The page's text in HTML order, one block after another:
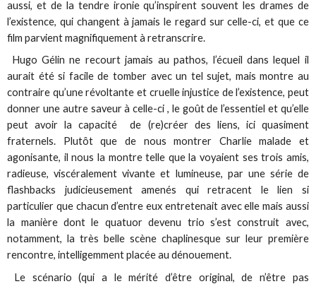
aussi, et de la tendre ironie qu’inspirent souvent les drames de
l’existence, qui changent à jamais le regard sur celle-ci, et que ce
film parvient magnifiquement à retranscrire.
Hugo Gélin ne recourt jamais au pathos, l’écueil dans lequel il
aurait été si facile de tomber avec un tel sujet, mais montre au
contraire qu’une révoltante et cruelle injustice de l’existence, peut
donner une autre saveur à celle-ci , le goût de l’essentiel et qu’elle
peut avoir la capacité de (re)créer des liens, ici quasiment
fraternels. Plutôt que de nous montrer Charlie malade et
agonisante, il nous la montre telle que la voyaient ses trois amis,
radieuse, viscéralement vivante et lumineuse, par une série de
flashbacks judicieusement amenés qui retracent le lien si
particulier que chacun d’entre eux entretenait avec elle mais aussi
la manière dont le quatuor devenu trio s’est construit avec,
notamment, la très belle scène chaplinesque sur leur première
rencontre, intelligemment placée au dénouement.
Le scénario (qui a le mérité d’être original, de n’être pas